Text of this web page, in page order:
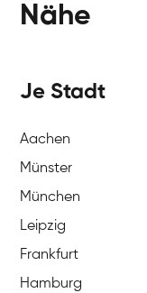
Nähe
Je Stadt
Aachen
Münster
München
Leipzig
Frankfurt
Hamburg